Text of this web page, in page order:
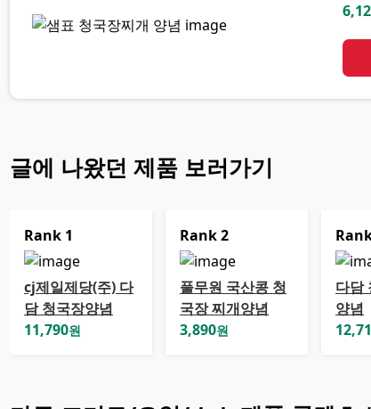
글에 나왔던 제품 보러가기
Rank 1
cj제일제당(주) 다
담 청국장양념
11,790원
Rank2
풀무원 국산콩 청
국장 찌개양념
3,890원
다담
양념